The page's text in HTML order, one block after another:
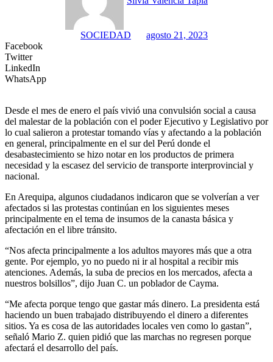
SOCIEDAD
agosto 21, 2023
Facebook
Twitter
LinkedIn
WhatsApp
Desde el mes de enero el país vivió una convulsión social a causa
del malestar de la población con el poder Ejecutivo y Legislativo por
lo cual salieron a protestar tomando vías y afectando a la población
en general, principalmente en el sur del Perú donde el
desabastecimiento se hizo notar en los productos de primera
necesidad y la escasez del servicio de transporte interprovincial y
nacional.
En Arequipa, algunos ciudadanos indicaron que se volverían a ver
afectados si las protestas continúan en los siguientes meses
principalmente en el tema de insumos de la canasta básica y
afectación en el libre tránsito.
“Nos afecta principalmente a los adultos mayores más que a otra
gente. Por ejemplo, yo no puedo ni ir al hospital a recibir mis
atenciones. Además, la suba de precios en los mercados, afecta a
nuestros bolsillos”, dijo Juan C. un poblador de Cayma.
“Me afecta porque tengo que gastar más dinero. La presidenta está
haciendo un buen trabajado distribuyendo el dinero a diferentes
sitios. Ya es cosa de las autoridades locales ven como lo gastan”,
señaló Mario Z. quien pidió que las marchas no regresen porque
afectará el desarrollo del país.